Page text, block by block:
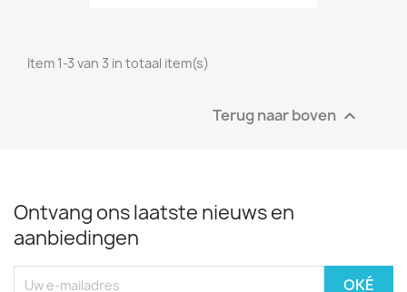
Item 1-3 van 3 in totaal item(s)
Terug naar boven 
Ontvang ons laatste nieuws en
aanbiedingen